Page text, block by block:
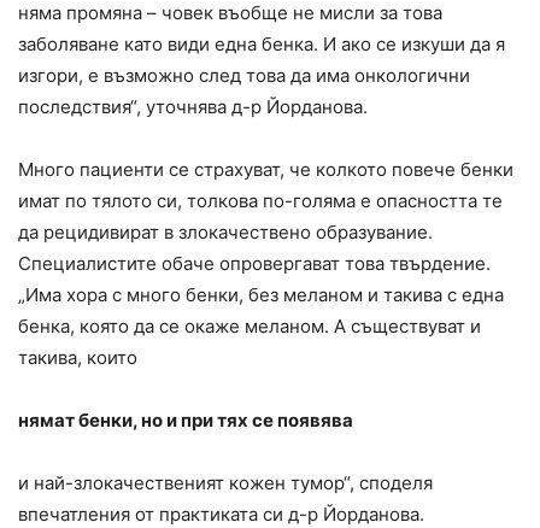
няма промяна – човек въобще не мисли за това
заболяване като види една бенка. И ако се изкуши да я
изгори, е възможно след това да има онкологични
последствия“, уточнява д-р Йорданова.
Много пациенти се страхуват, че колкото повече бенки
имат по тялото си, толкова по-голяма е опасността те
да рецидивират в злокачествено образувание.
Специалистите обаче опровергават това твърдение.
„Има хора с много бенки, без меланом и такива с една
бенка, която да се окаже меланом. А съществуват и
такива, които
нямат бенки, но и при тях се появява
и най-злокачественият кожен тумор“, споделя
впечатления от практиката си д-р Йорданова.